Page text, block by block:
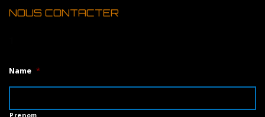
NOUS CONTACTER
Name *
Prenom